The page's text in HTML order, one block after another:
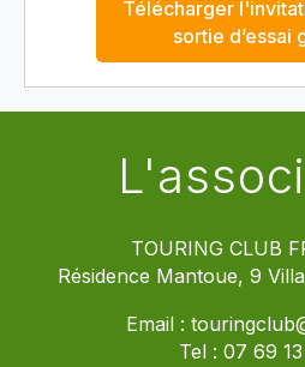
Télécharger
sortie d’essai
TOURING CLUB
Résidence Mantoue, 9
Email :
Tel : 07 69